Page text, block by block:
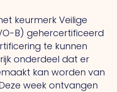
keurmerk Veilige
B) gehercertificeerd
te kunnen
onderdeel dat er
kan worden van
week ontvangen